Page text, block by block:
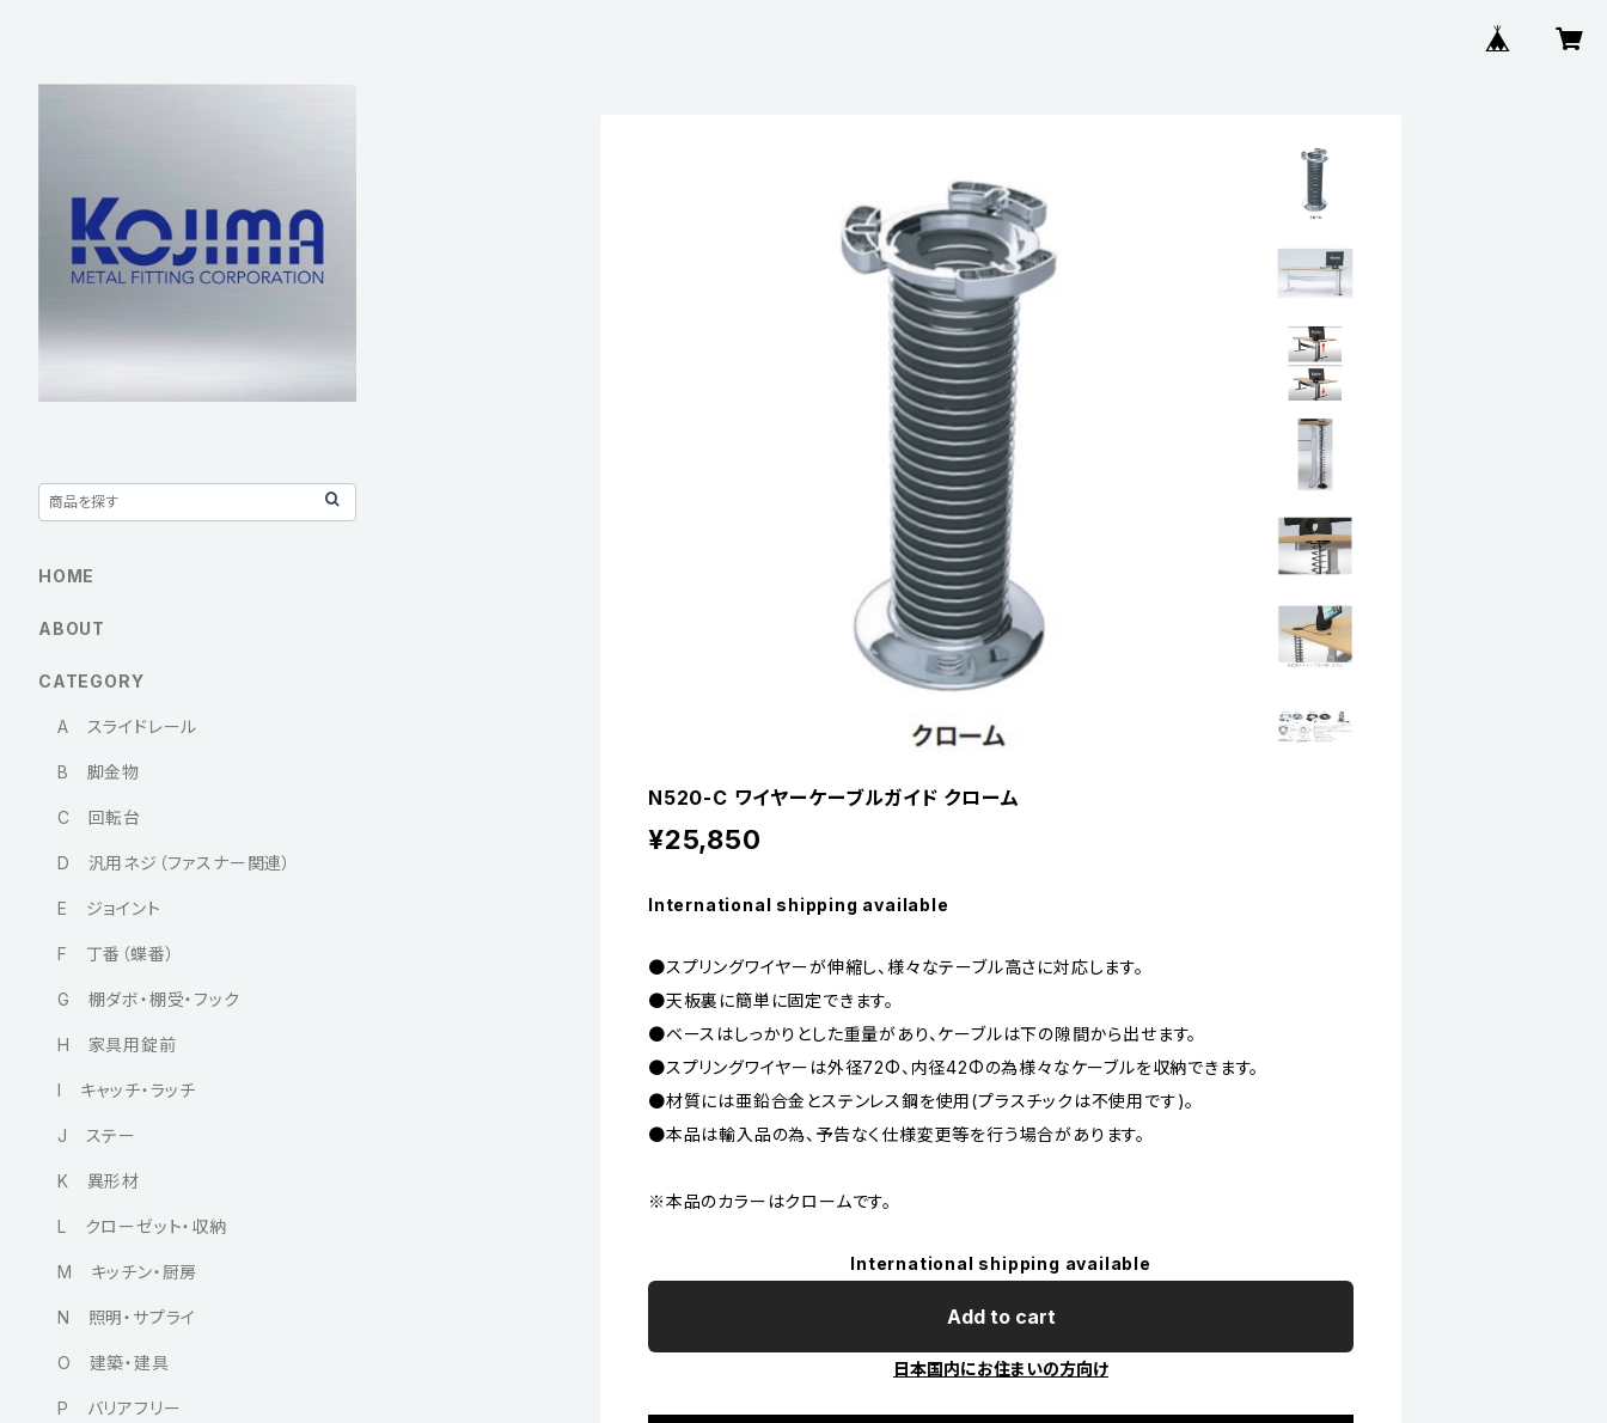
N520-C ワイヤーケーブルガイド クローム
¥25,850
International shipping available
●スプリングワイヤーが伸縮し、様々なテーブル高さに対応します。
●天板裏に簡単に固定できます。
●ベースはしっかりとした重量があり、ケーブルは下の隙間から出せます。
●スプリングワイヤーは外径72Φ、内径42Φの為様々なケーブルを収納できます。
●材質には亜鉛合金とステンレス鋼を使用(プラスチックは不使用です)。
●本品は輸入品の為、予告なく仕様変更等を行う場合があります。
※本品のカラーはクロームです。
International shipping available
Add to cart
日本国内にお住まいの方向け
HOME
ABOUT
CATEGORY
A スライドレール
B 脚金物
C 回転台
D 汎用ネジ（ファスナー関連）
E ジョイント
F 丁番（蝶番）
G 棚ダボ・棚受・フック
H 家具用錠前
I キャッチ・ラッチ
J ステー
K 異形材
L クローゼット・収納
M キッチン・厨房
N 照明・サプライ
O 建築・建具
P バリアフリー